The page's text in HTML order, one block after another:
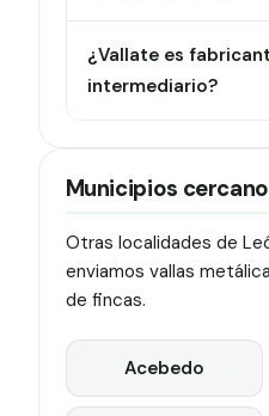
¿Vallate es
intermediario?
Municipios
Otras localidades de
enviamos vallas
de fincas.
Acebedo